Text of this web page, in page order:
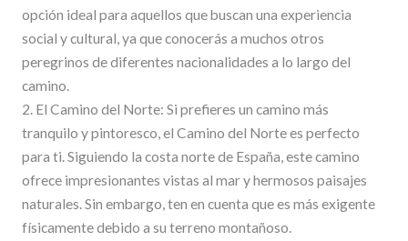
opción ideal para aquellos que buscan una experiencia
social y cultural, ya que conocerás a muchos otros
peregrinos de diferentes nacionalidades a lo largo del
camino.
2. El Camino del Norte: Si prefieres un camino más
tranquilo y pintoresco, el Camino del Norte es perfecto
para ti. Siguiendo la costa norte de España, este camino
ofrece impresionantes vistas al mar y hermosos paisajes
naturales. Sin embargo, ten en cuenta que es más exigente
físicamente debido a su terreno montañoso.